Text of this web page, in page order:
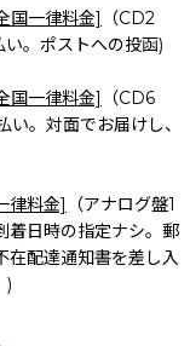
国一律料金]
（CD2
。ポストへの投函)
国一律料金]
（CD6
。対面でお届けし、
律料金]
（アナログ盤1
着日時の指定ナシ。郵
在配達通知書を差し入
)